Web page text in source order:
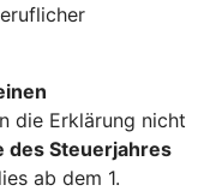
die Erklärung nicht
des Steuerjahres
ab dem 1.